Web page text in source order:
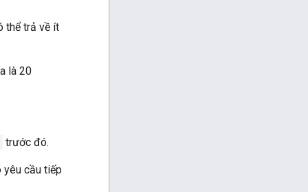
thể trả về ít
là 20
trước đó.
cầu tiếp